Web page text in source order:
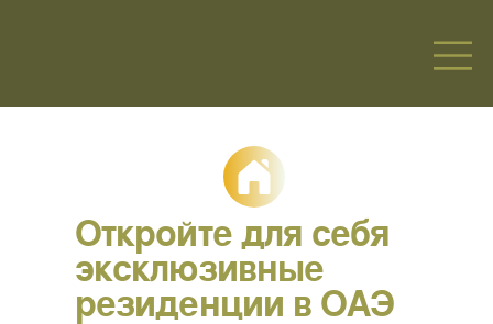
Откройте для себя
эксклюзивные
резиденции в ОАЭ